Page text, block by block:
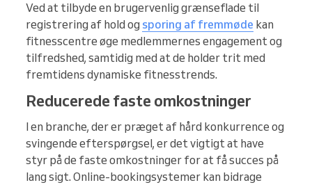
Ved at tilbyde en brugervenlig grænseflade til
registrering af hold og sporing af fremmøde kan
fitnesscentre øge medlemmernes engagement og
tilfredshed, samtidig med at de holder trit med
fremtidens dynamiske fitnesstrends.
Reducerede faste omkostninger
I en branche, der er præget af hård konkurrence og
svingende efterspørgsel, er det vigtigt at have
styr på de faste omkostninger for at få succes på
lang sigt. Online-bookingsystemer kan bidrage